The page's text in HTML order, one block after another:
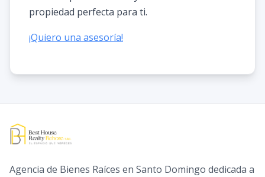
propiedad perfecta para ti.
¡Quiero una asesoría!
Agencia de Bienes Raíces en Santo Domingo dedicada a